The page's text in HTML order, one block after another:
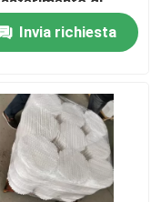
in colonna di
Invia richiesta